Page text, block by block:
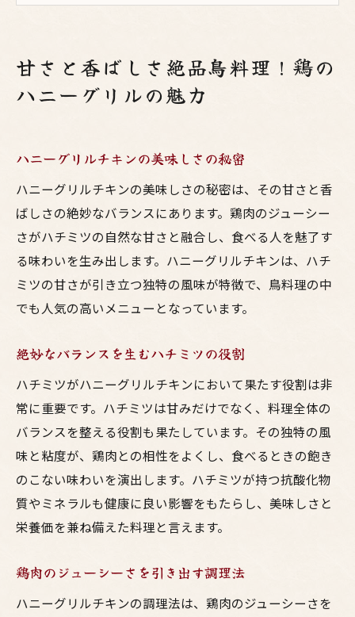
ハニーグリルチキンの栄養価と健康効果
鳥料理の新定番！ハニーグリルチキンで味わう
ハニーグリルチキンが食卓にもたらす幸せ
特別な日にぴったりの鳥料理
家族みんなが喜ぶ味わい
おもてなし料理としての魅力
ハニーグリルチキンのアレンジレシピ
定番の鳥料理を超える新しい一品
簡単レシピ公開！鶏のハニーグリルでプロの味
必要な材料と下ごしらえのポイント
プロのコツでさらに美味しく
余った鶏肉のアレンジ方法
保存方法と次の日も楽しむためのアイデア
ジューシーな鶏のハニーグリルが家庭料理を格
家庭で楽しむレストランの味
お子様にも大人気の鳥料理
甘さと香ばしさ絶品鳥料理！鶏の
ハニーグリルの魅力
ハニーグリルチキンの美味しさの秘密
ハニーグリルチキンの美味しさの秘密は、その甘さと香
ばしさの絶妙なバランスにあります。鶏肉のジューシー
さがハチミツの自然な甘さと融合し、食べる人を魅了す
る味わいを生み出します。ハニーグリルチキンは、ハチ
ミツの甘さが引き立つ独特の風味が特徴で、鳥料理の中
でも人気の高いメニューとなっています。
絶妙なバランスを生むハチミツの役割
ハチミツがハニーグリルチキンにおいて果たす役割は非
常に重要です。ハチミツは甘みだけでなく、料理全体の
バランスを整える役割も果たしています。その独特の風
味と粘度が、鶏肉との相性をよくし、食べるときの飽き
のこない味わいを演出します。ハチミツが持つ抗酸化物
質やミネラルも健康に良い影響をもたらし、美味しさと
栄養価を兼ね備えた料理と言えます。
鶏肉のジューシーさを引き出す調理法
ハニーグリルチキンの調理法は、鶏肉のジューシーさを